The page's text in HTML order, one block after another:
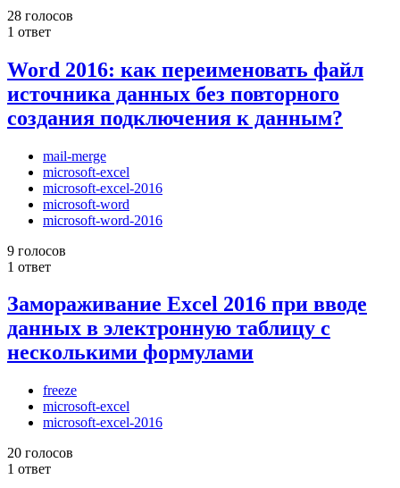
28 голосов
1 ответ
Word 2016: как переименовать файл
источника данных без повторного
создания подключения к данным?
mail-merge
microsoft-excel
microsoft-excel-2016
microsoft-word
microsoft-word-2016
9 голосов
1 ответ
Замораживание Excel 2016 при вводе
данных в электронную таблицу с
несколькими формулами
freeze
microsoft-excel
microsoft-excel-2016
20 голосов
1 ответ